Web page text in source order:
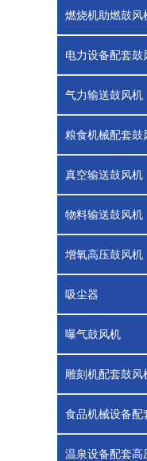
燃烧机助燃鼓风
电力设备配套鼓
气力输送鼓风机
粮食机械配套鼓
真空输送鼓风机
物料输送鼓风机
增氧高压鼓风机
吸尘器
曝气鼓风机
雕刻机配套鼓风
食品机械设备配
温泉设备配套高